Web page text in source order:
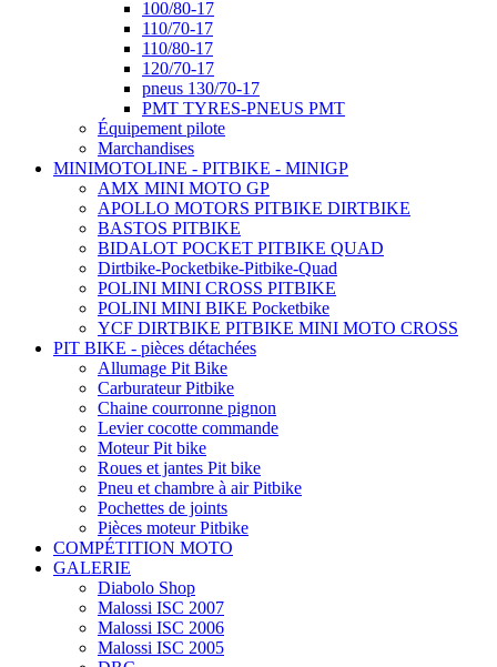
100/80-17
110/70-17
110/80-17
120/70-17
pneus 130/70-17
PMT TYRES-PNEUS PMT
Équipement pilote
Marchandises
MINIMOTOLINE - PITBIKE - MINIGP
AMX MINI MOTO GP
APOLLO MOTORS PITBIKE DIRTBIKE
BASTOS PITBIKE
BIDALOT POCKET PITBIKE QUAD
Dirtbike-Pocketbike-Pitbike-Quad
POLINI MINI CROSS PITBIKE
POLINI MINI BIKE Pocketbike
YCF DIRTBIKE PITBIKE MINI MOTO CROSS
PIT BIKE - pièces détachées
Allumage Pit Bike
Carburateur Pitbike
Chaine courronne pignon
Levier cocotte commande
Moteur Pit bike
Roues et jantes Pit bike
Pneu et chambre à air Pitbike
Pochettes de joints
Pièces moteur Pitbike
COMPÉTITION MOTO
GALERIE
Diabolo Shop
Malossi ISC 2007
Malossi ISC 2006
Malossi ISC 2005